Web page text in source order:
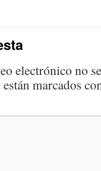
electrónico no
marcados